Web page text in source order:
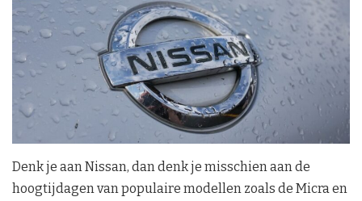
Denk je aan Nissan, dan denk je misschien aan de
hoogtijdagen van populaire modellen zoals de Micra en